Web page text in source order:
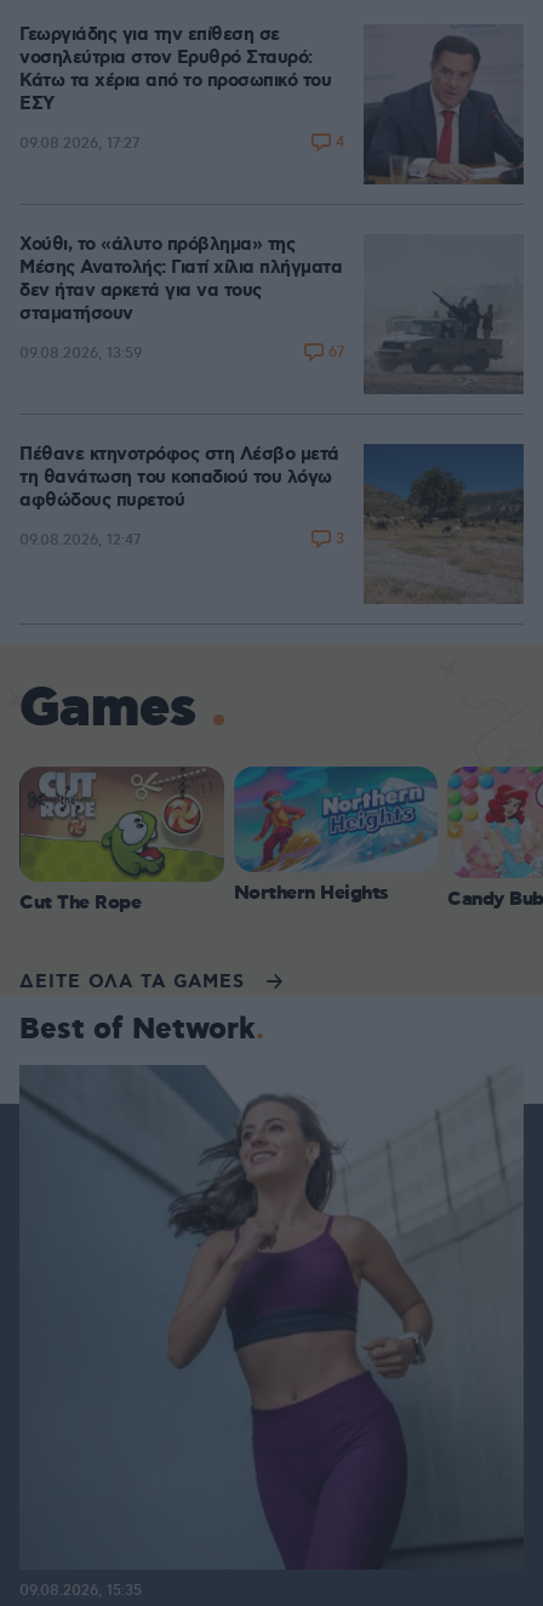
Γεωργιάδης για την επίθεση σε
νοσηλεύτρια στον Ερυθρό Σταυρό:
Κάτω τα χέρια από το προσωπικό του
ΕΣΥ
09.08.2026, 17:27 4
Χούθι, το «άλυτο πρόβλημα» της
Μέσης Ανατολής: Γιατί χίλια πλήγματα
δεν ήταν αρκετά για να τους
σταματήσουν
09.08.2026, 13:59 67
Πέθανε κτηνοτρόφος στη Λέσβο μετά
τη θανάτωση του κοπαδιού του λόγω
αφθώδους πυρετού
09.08.2026, 12:47 3
Games
Cut The Rope Northern Heights Candy
ΔΕΙΤΕ ΟΛΑ ΤΑ GAMES
Best of Network
09.08.2026, 15:35